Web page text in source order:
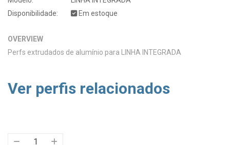
Disponibilidade:
Em estoque
OVERVIEW
Perfs extrudados de alumínio para LINHA INTEGRADA
Ver perfis relacionados